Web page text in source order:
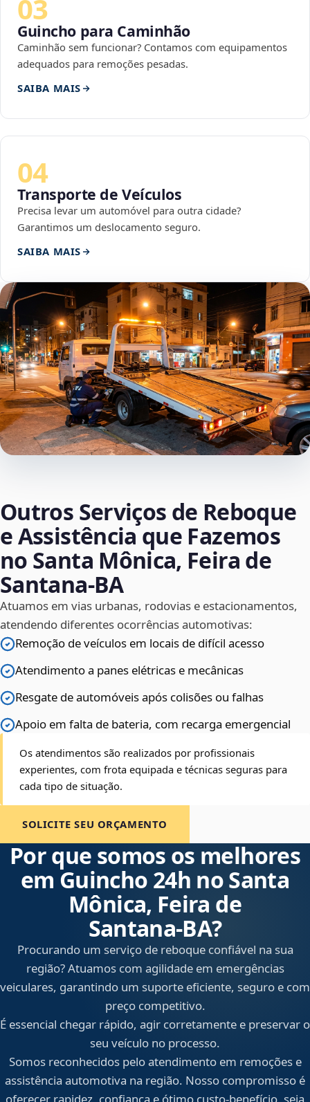
03
Guincho para Caminhão
Caminhão sem funcionar? Contamos com equipamentos
adequados para remoções pesadas.
SAIBA MAIS
04
Transporte de Veículos
Precisa levar um automóvel para outra cidade?
Garantimos um deslocamento seguro.
SAIBA MAIS
Outros Serviços de Reboque
e Assistência que Fazemos
no Santa Mônica, Feira de
Santana‑BA
Atuamos em vias urbanas, rodovias e estacionamentos,
atendendo diferentes ocorrências automotivas:
Remoção de veículos em locais de difícil acesso
Atendimento a panes elétricas e mecânicas
Resgate de automóveis após colisões ou falhas
Apoio em falta de bateria, com recarga emergencial
Os atendimentos são realizados por profissionais
experientes, com frota equipada e técnicas seguras para
cada tipo de situação.
SOLICITE SEU ORÇAMENTO
Por que somos os melhores
em Guincho 24h no Santa
Mônica, Feira de
Santana‑BA?
Procurando um serviço de reboque confiável na sua
região? Atuamos com agilidade em emergências
veiculares, garantindo um suporte eficiente, seguro e com
preço competitivo.
É essencial chegar rápido, agir corretamente e preservar o
seu veículo no processo.
Somos reconhecidos pelo atendimento em remoções e
assistência automotiva na região. Nosso compromisso é